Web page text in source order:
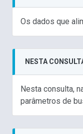
Os dados que
NESTA
Nesta consulta,
parâmetros de